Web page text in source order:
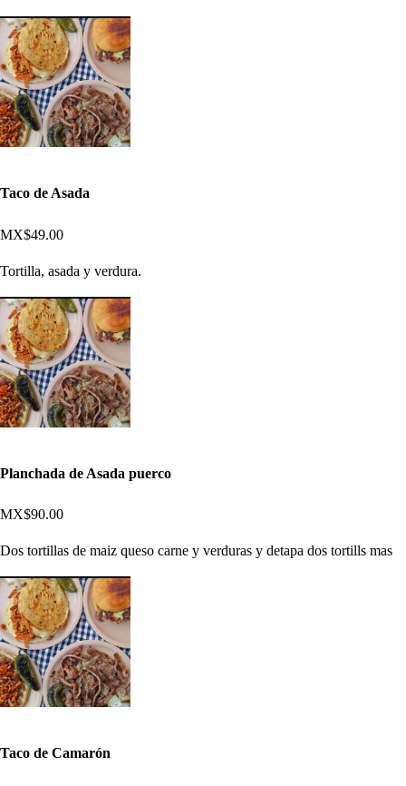
Taco de Asada
MX$49.00
Tortilla, asada y verdura.
Planchada de Asada puerco
MX$90.00
Dos tortillas de maiz queso carne y verduras y detapa dos tortills mas
Taco de Camarón